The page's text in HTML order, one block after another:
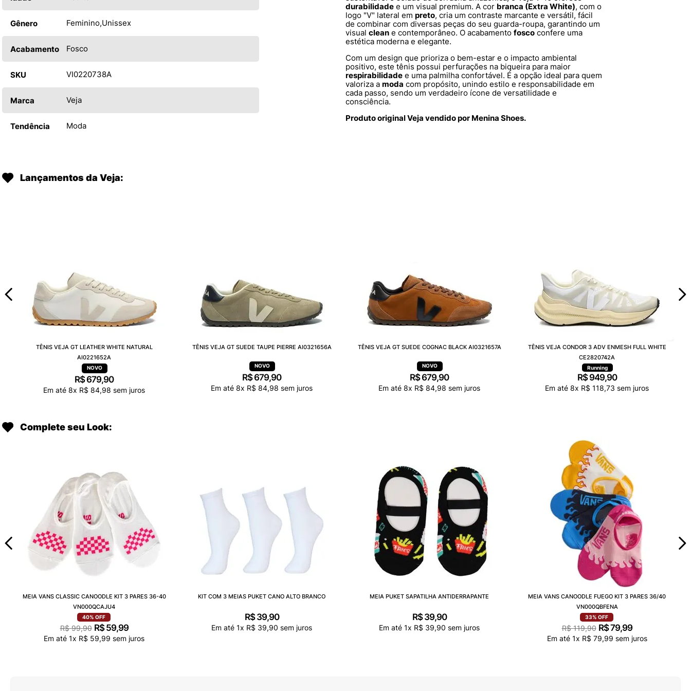
Gênero Feminino Unissex
Acabamento Fosco
SKU VI0220738A
Marca Veja
Tendência Moda
durabilidade e um visual premium. A cor branca (Extra White), com o
logo "V" lateral em preto, cria um contraste marcante e versátil, fácil
de combinar com diversas peças do seu guarda-roupa, garantindo um
visual clean e contemporâneo. O acabamento fosco confere uma
estética moderna e elegante.
Com um design que prioriza o bem-estar e o impacto ambiental
positivo, este tênis possui perfurações na biqueira para maior
respirabilidade e uma palmilha confortável. É a opção ideal para quem
valoriza a moda com propósito, unindo estilo e responsabilidade em
cada passo, sendo um verdadeiro ícone de versatilidade e
consciência.
Produto original Veja vendido por Menina Shoes.
Lançamentos da Veja:
TÊNIS VEJA GT LEATHER WHITE NATURAL
AI0221652A
R$ 679,90
Em até 8x R$ 84,98 sem juros
TÊNIS VEJA GT SUEDE TAUPE PIERRE AI0321656A
R$ 679,90
Em até 8x R$ 84,98 sem juros
TÊNIS VEJA GT SUEDE COGNAC BLACK AI0321657A
R$ 679,90
Em até 8x R$ 84,98 sem juros
TÊNIS VEJA CONDOR 3 ADV ENMESH FULL WHITE
CE2820742A
Running
R$ 949,90
Em até 8x R$ 118,73 sem juros
Complete seu Look:
MEIA VANS CLASSIC CANOODLE KIT 3 PARES 36-40
VN000QCAJU4
40% OFF
R$ 99,90 R$ 59,99
Em até 1x R$ 59,99 sem juros
KIT COM 3 MEIAS PUKET CANO ALTO BRANCO
R$ 39,90
Em até 1x R$ 39,90 sem juros
MEIA PUKET SAPATILHA ANTIDERRAPANTE
R$ 39,90
Em até 1x R$ 39,90 sem juros
MEIA VANS CANOODLE FUEGO KIT 3 PARES 36/40
VN000QBFENA
33% OFF
R$ 119,90 R$79,99
Em até 1x R$ 79,99 sem juros